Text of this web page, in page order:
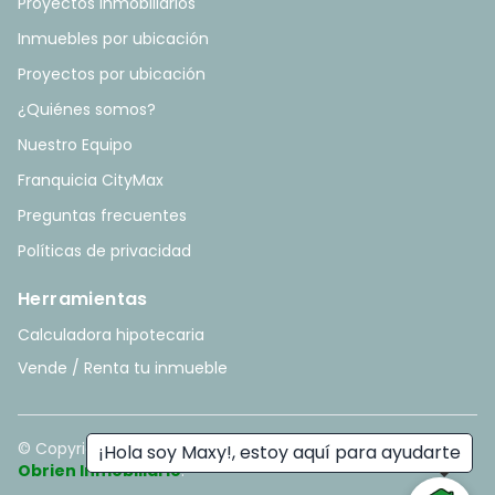
¡Hola soy Maxy!, estoy aquí para ayudarte
Inmuebles por ubicación
Proyectos por ubicación
¿Quiénes somos?
Nuestro Equipo
Franquicia CityMax
Preguntas frecuentes
Políticas de privacidad
Herramientas
Calculadora hipotecaria
Vende / Renta tu inmueble
© Copyright2026. All rights reserved. - Hecho con ❤️ por
Obrien Inmobiliario.